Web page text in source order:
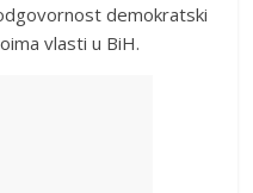
demokratski
vlasti u BiH.